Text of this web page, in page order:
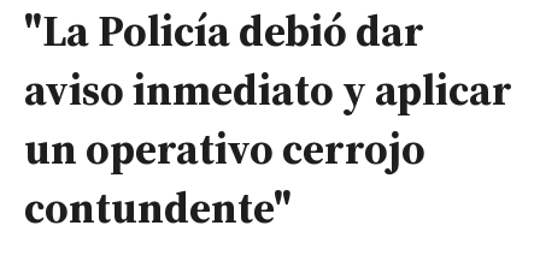
"La Policía debió dar
aviso inmediato y aplicar
un operativo cerrojo
contundente"